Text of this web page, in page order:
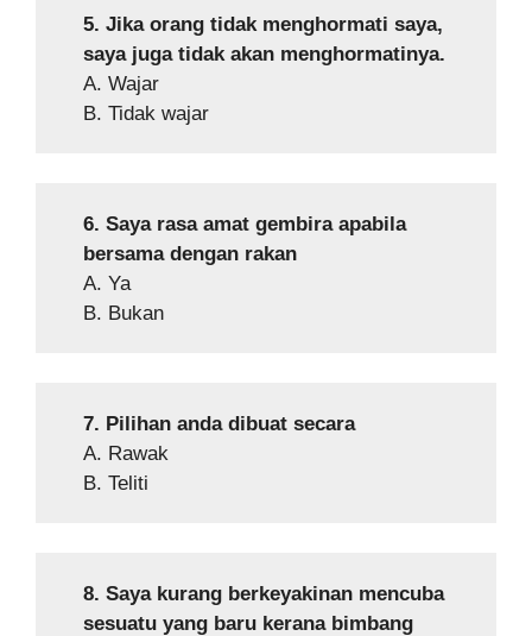
5. Jika orang tidak menghormati saya,
saya juga tidak akan menghormatinya.
A. Wajar
B. Tidak wajar
6. Saya rasa amat gembira apabila
bersama dengan rakan
A. Ya
B. Bukan
7. Pilihan anda dibuat secara
A. Rawak
B. Teliti
8. Saya kurang berkeyakinan mencuba
sesuatu yang baru kerana bimbang